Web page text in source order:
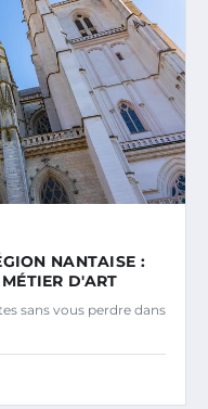
NANTAISE :
D'ART
sans vous perdre dans